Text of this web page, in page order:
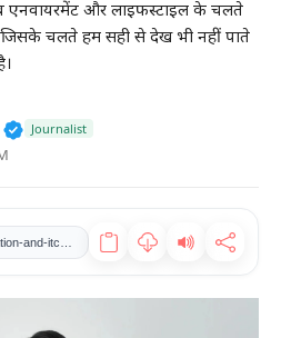
एनवायरमेंट और लाइफस्टाइल के चलते
जिसके चलते हम सही से देख भी नहीं पाते
Verified Public Figure • 27
Journalist